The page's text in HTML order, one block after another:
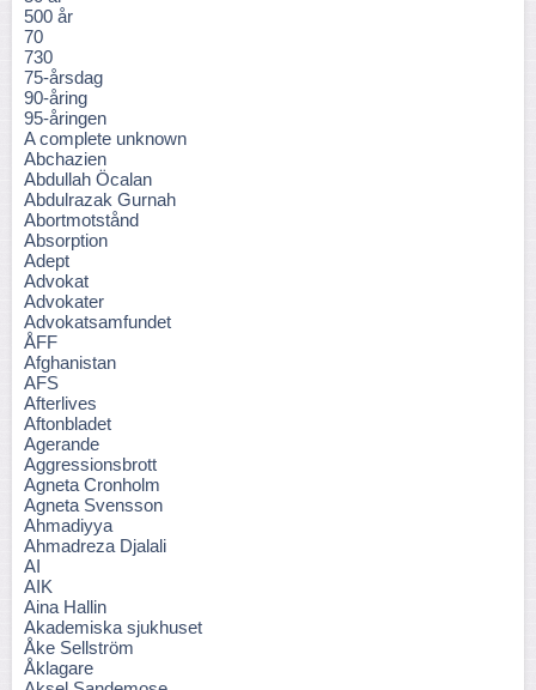
500 år
70
730
75-årsdag
90-åring
95-åringen
A complete unknown
Abchazien
Abdullah Öcalan
Abdulrazak Gurnah
Abortmotstånd
Absorption
Adept
Advokat
Advokater
Advokatsamfundet
ÅFF
Afghanistan
AFS
Afterlives
Aftonbladet
Agerande
Aggressionsbrott
Agneta Cronholm
Agneta Svensson
Ahmadiyya
Ahmadreza Djalali
AI
AIK
Aina Hallin
Akademiska sjukhuset
Åke Sellström
Åklagare